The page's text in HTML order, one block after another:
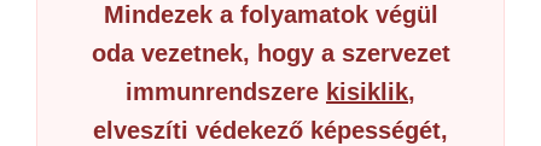
Mindezek a folyamatok végül
oda vezetnek, hogy a szervezet
immunrendszere kisiklik,
elveszíti védekező képességét,